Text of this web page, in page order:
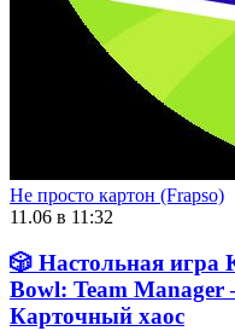
Не просто картон (Frapso)
11.06 в 11:32
🎲 Настольная
Bowl: Team
Карточный хаос